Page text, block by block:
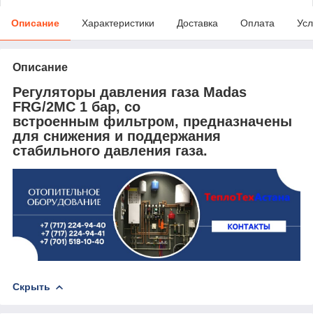
Описание Характеристики Доставка Оплата
Описание
Регуляторы давления газа Madas
FRG/2MC 1 бар, со
встроенным фильтром, предназначены
для снижения и поддержания
стабильного давления газа.
Скрыть